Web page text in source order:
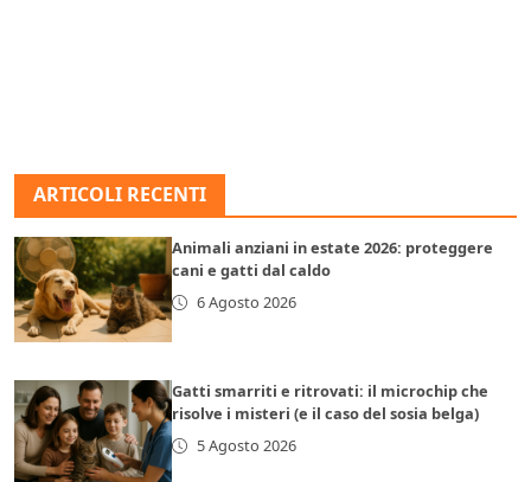
ARTICOLI RECENTI
Animali anziani in estate 2026: proteggere
cani e gatti dal caldo
6 Agosto 2026
Gatti smarriti e ritrovati: il microchip che
risolve i misteri (e il caso del sosia belga)
5 Agosto 2026